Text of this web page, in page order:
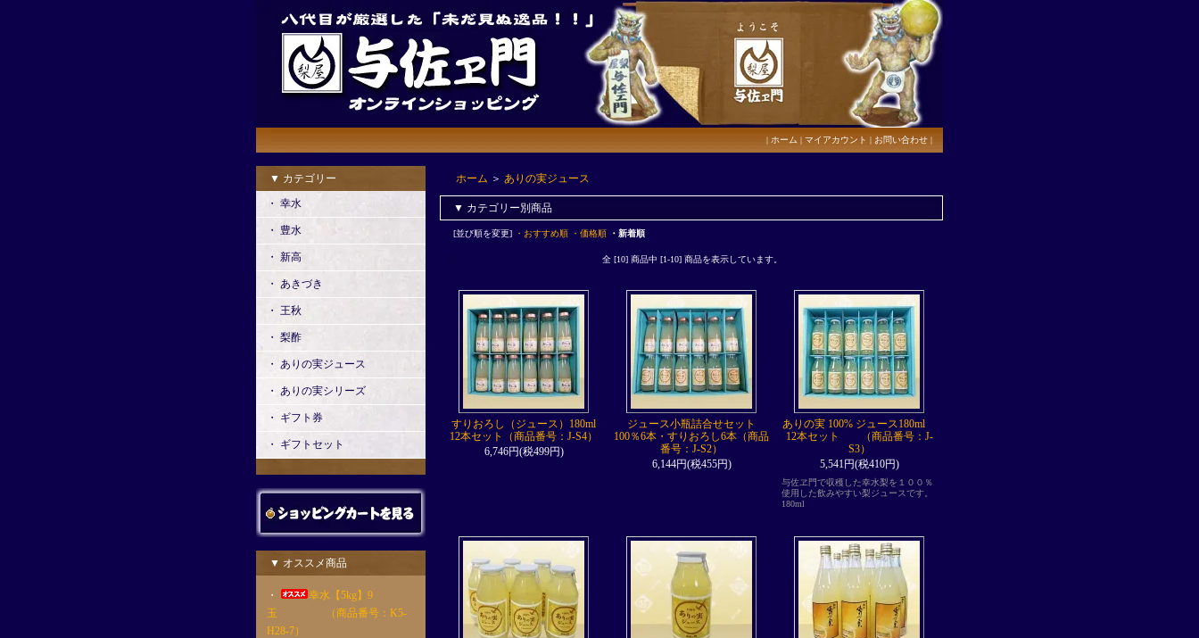
| ホーム | マイアカウント | お問い合わせ |
▼ カテゴリー
・ 幸水
・ 豊水
・ 新高
・ あきづき
・ 王秋
・ 梨酢
・ ありの実ジュース
・ ありの実シリーズ
・ ギフト券
・ ギフトセット
▼ オススメ商品
・
幸水【5kg】9
玉 （商品番号：K5-
H28-7）
ホーム ＞ ありの実ジュース
▼ カテゴリー別商品
[並び順を変更] ・おすすめ順 ・価格順 ・新着順
全 [10] 商品中 [1-10] 商品を表示しています。
すりおろし（ジュース）180ml
12本セット（商品番号：J-S4）
6,746円(税499円)
ジュース小瓶詰合せセット
100％6本・すりおろし6本（商品
番号：J-S2）
6,144円(税455円)
ありの実 100% ジュース180ml
12本セット （商品番号：J-
S3）
5,541円(税410円)
与佐ヱ門で収穫した幸水梨を１００％
使用した飲みやすい梨ジュースです。
180ml